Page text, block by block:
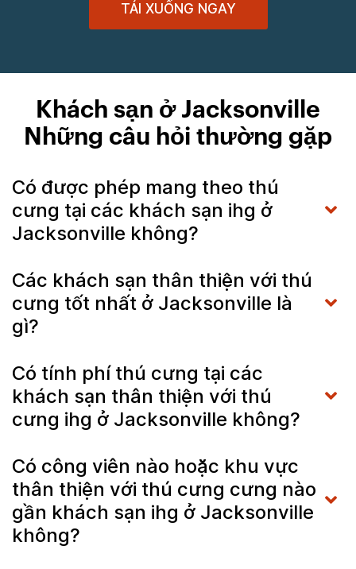
TẢI XUỐNG NGAY
Khách sạn ở Jacksonville
Những câu hỏi thường gặp
Có được phép mang theo thú
cưng tại các khách sạn ihg ở
Jacksonville không?
Các khách sạn thân thiện với thú
cưng tốt nhất ở Jacksonville là
gì?
Có tính phí thú cưng tại các
khách sạn thân thiện với thú
cưng ihg ở Jacksonville không?
Có công viên nào hoặc khu vực
thân thiện với thú cưng cưng nào
gần khách sạn ihg ở Jacksonville
không?